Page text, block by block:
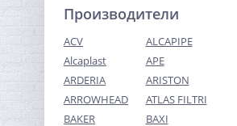
Переходник резьбовой
Производители
ACV
ALCAPIPE
Alcaplast
APE
ARDERIA
ARISTON
ARROWHEAD
ATLAS FILTRI
BAKER
BAXI